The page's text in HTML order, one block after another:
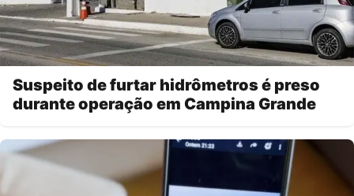
Suspeito de furtar hidrômetros é preso
durante operação em Campina Grande